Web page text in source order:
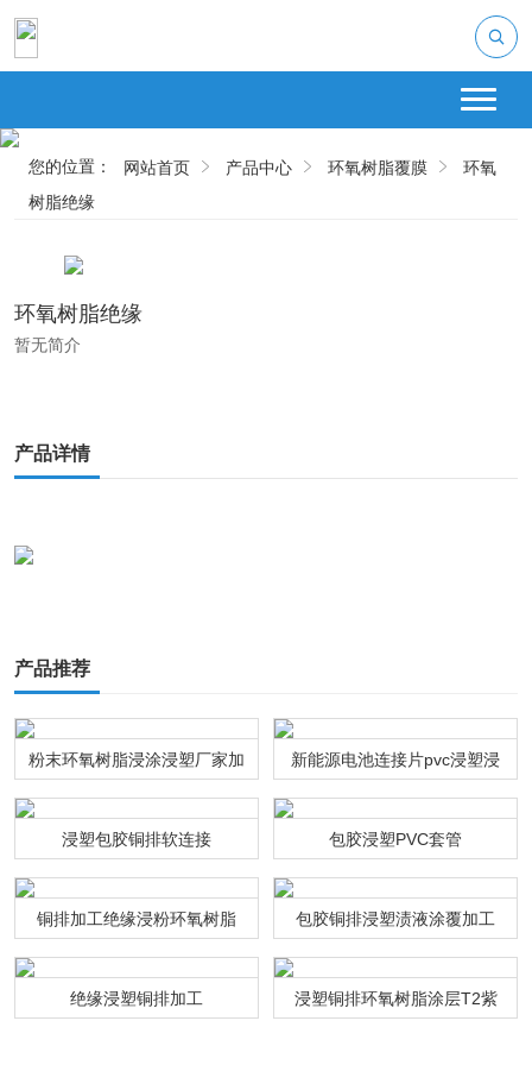
您的位置： 网站首页 产品中心 环氧树脂覆膜
环氧
树脂绝缘
环氧树脂绝缘
暂无简介
产品推荐
粉末环氧树脂浸涂浸塑厂家加
工
新能源电池连接片pvc浸塑浸
粉通达利厂家
浸塑包胶铜排软连接 包胶浸塑PVC套管
铜排加工绝缘浸粉环氧树脂 包胶铜排浸塑渍液涂覆加工
绝缘浸塑铜排加工 浸塑铜排环氧树脂涂层T2紫
产品详情